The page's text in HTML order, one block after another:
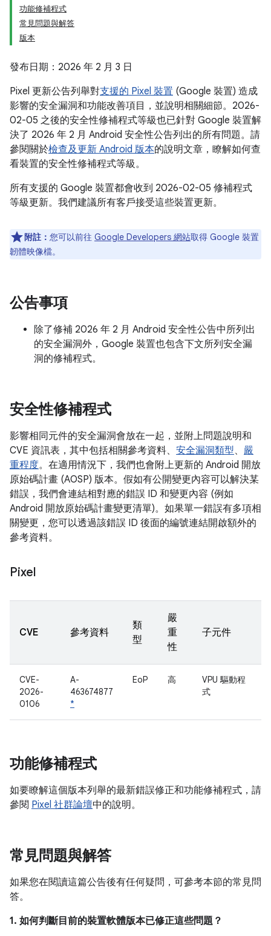
功能修補程式
常見問題與解答
版本
發布日期：2026 年 2 月 3 日
Pixel 更新公告列舉對支援的 Pixel 裝置 (Google 裝置) 造成
影響的安全漏洞和功能改善項目，並說明相關細節。2026-
02-05 之後的安全性修補程式等級也已針對 Google 裝置解
決了 2026 年 2 月 Android 安全性公告列出的所有問題。請
參閱關於檢查及更新 Android 版本的說明文章，瞭解如何查
看裝置的安全性修補程式等級。
所有支援的 Google 裝置都會收到 2026-02-05 修補程式
等級更新。我們建議所有客戶接受這些裝置更新。
附註： 您可以前往 Google Developers 網站取得 Google 裝置
韌體映像檔。
公告事項
除了修補 2026 年 2 月 Android 安全性公告中所列出
的安全漏洞外，Google 裝置也包含下文所列安全漏
洞的修補程式。
安全性修補程式
影響相同元件的安全漏洞會放在一起，並附上問題說明和
CVE 資訊表，其中包括相關參考資料、 安全漏洞類型、 嚴
重程度。在適用情況下，我們也會附上更新的 Android 開放
原始碼計畫 (AOSP) 版本。假如有公開變更內容可以解決某
錯誤，我們會連結相對應的錯誤 ID 和變更內容 (例如
Android 開放原始碼計畫變更清單)。如果單一錯誤有多項相
關變更，您可以透過該錯誤 ID 後面的編號連結開啟額外的
參考資料。
Pixel
CVE 參考資料
類
型
嚴
重
性
子元件
CVE-
2026-
0106
A-
463674877
*
EoP 高
VPU 驅動程
式
功能修補程式
如要瞭解這個版本列舉的最新錯誤修正和功能修補程式，請
參閱 Pixel 社群論壇中的說明。
常見問題與解答
如果您在閱讀這篇公告後有任何疑問，可參考本節的常見問
答。
1. 如何判斷目前的裝置軟體版本已修正這些問題？